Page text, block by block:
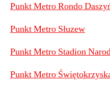
Punkt Metro Rondo
Punkt Metro Słuzew
Punkt Metro Stadion
Punkt Metro